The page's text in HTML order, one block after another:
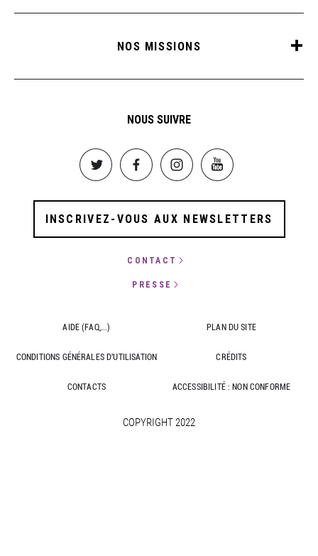
NOS MISSIONS
NOUS SUIVRE
Image Image Image Image
INSCRIVEZ-VOUS AUX NEWSLETTERS
CONTACT
PRESSE
AIDE (FAQ,...) PLAN DU SITE
CONDITIONS GÉNÉRALES D'UTILISATION CRÉDITS
CONTACTS ACCESSIBILITÉ : NON CONFORME
COPYRIGHT 2022